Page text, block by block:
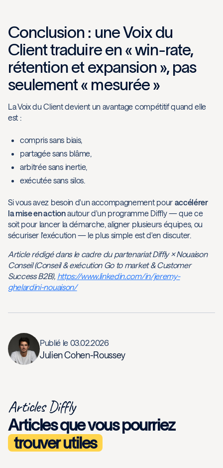
Conclusion : une Voix du
Client traduire en « win-rate,
rétention et expansion », pas
seulement « mesurée »
La Voix du Client devient un avantage compétitif quand elle
est :
compris sans biais,
partagée sans blâme,
arbitrée sans inertie,
exécutée sans silos.
Si vous avez besoin d'un accompagnement pour accélérer
la mise en actionautour d'un programme Diffly — que ce
soit pour lancer la démarche, aligner plusieurs équipes, ou
sécuriser l'exécution — le plus simple est d'en discuter.
Article rédigé dans le cadre du partenariat Diffly × Nouaison
Conseil (Conseil & exécution Go to market & Customer
Success B2B), https://www.linkedin.com/in/jeremy-
ghelardini-nouaison/
Publié le 03.02.2026
Julien Cohen-Roussey
Articles Diffly
Articles que vous pourriez
trouver utiles